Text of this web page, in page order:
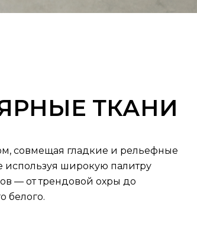
ТКАНИ
совмещая гладкие и рельефные
используя широкую палитру
— от трендовой охры до
белого.